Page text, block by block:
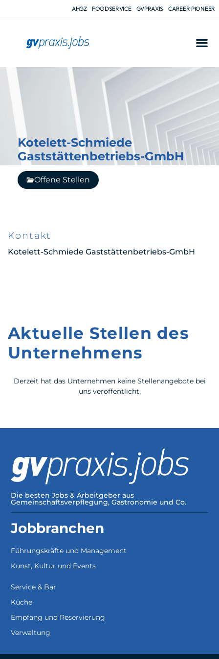
AHGZ FOODSERVICE GVPRAXIS CAREER PIONEER
Kotelett-Schmiede
Gaststättenbetriebs-GmbH
Offene Stellen
Kontakt
Kotelett-Schmiede Gaststättenbetriebs-GmbH
Aktuelle Stellen des
Unternehmens
Derzeit hat das Unternehmen keine Stellenangebote bei
uns veröffentlicht.
Die besten Jobs & Arbeitgeber aus
Gemeinschaftsverpflegung, Gastronomie und Co.
Jobbranchen
Führungskräfte und Management
Kunst, Kultur und Events
Service & Bar
Küche
Empfang und Reservierung
Verwaltung